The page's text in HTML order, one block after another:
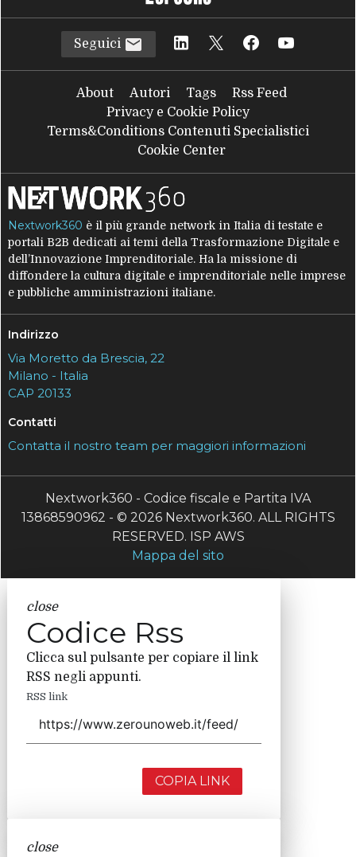
Seguici
About Autori Tags
Rss Feed
Privacy e Cookie Policy
Terms&Conditions Contenuti Specialistici
Cookie Center
Nextwork360 è il più grande network in Italia di testate e
portali B2B dedicati ai temi della Trasformazione Digitale e
dell’Innovazione Imprenditoriale. Ha la missione di
diffondere la cultura digitale e imprenditoriale nelle imprese
e pubbliche amministrazioni italiane.
Indirizzo
Via Moretto da Brescia, 22
Milano - Italia
CAP 20133
Contatti
Contatta il nostro team per maggiori informazioni
Nextwork360 - Codice fiscale e Partita IVA
13868590962 - © 2026 Nextwork360. ALL RIGHTS
RESERVED. ISP AWS
Mappa del sito
close
Codice Rss
Clicca sul pulsante per copiare il link
RSS negli appunti.
RSS link
COPIA LINK
close